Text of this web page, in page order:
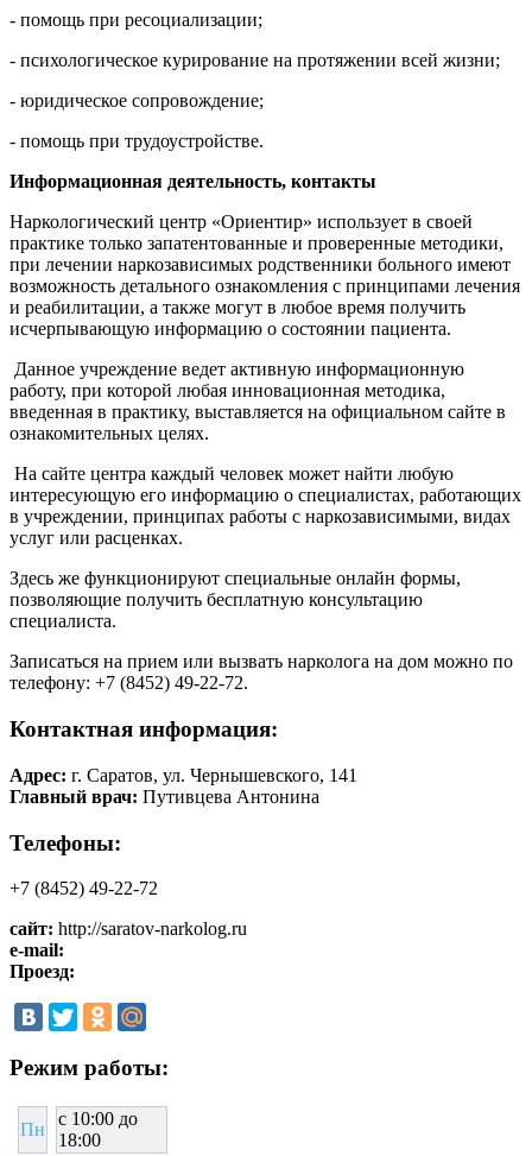
- помощь при ресоциализации;
- психологическое курирование на протяжении всей жизни;
- юридическое сопровождение;
- помощь при трудоустройстве.
Информационная деятельность, контакты
Наркологический центр «Ориентир» использует в своей
практике только запатентованные и проверенные методики,
при лечении наркозависимых родственники больного имеют
возможность детального ознакомления с принципами лечения
и реабилитации, а также могут в любое время получить
исчерпывающую информацию о состоянии пациента.
Данное учреждение ведет активную информационную
работу, при которой любая инновационная методика,
введенная в практику, выставляется на официальном сайте в
ознакомительных целях.
На сайте центра каждый человек может найти любую
интересующую его информацию о специалистах, работающих
в учреждении, принципах работы с наркозависимыми, видах
услуг или расценках.
Здесь же функционируют специальные онлайн формы,
позволяющие получить бесплатную консультацию
специалиста.
Записаться на прием или вызвать нарколога на дом можно по
телефону: +7 (8452) 49-22-72.
Контактная информация:
Адрес: г. Саратов, ул. Чернышевского, 141
Главный врач: Путивцева Антонина
Телефоны:
+7 (8452) 49-22-72
сайт: http://saratov-narkolog.ru
e-mail:
Проезд:
Режим работы:
Пн
c 10:00 до
18:00